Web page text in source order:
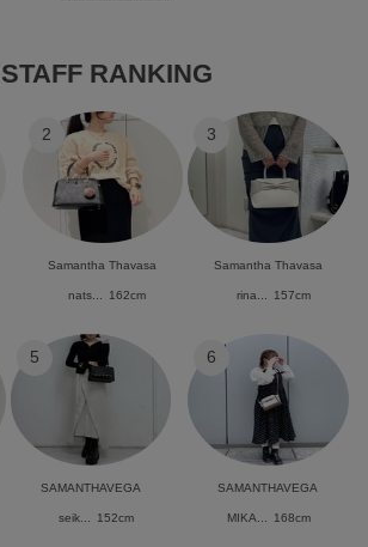
STAFF RANKING
2
Samantha Thavasa
nats... 162cm
3
Samantha Thavasa
rina... 157cm
5
SAMANTHAVEGA
seik... 152cm
6
SAMANTHAVEGA
MIKA... 168cm